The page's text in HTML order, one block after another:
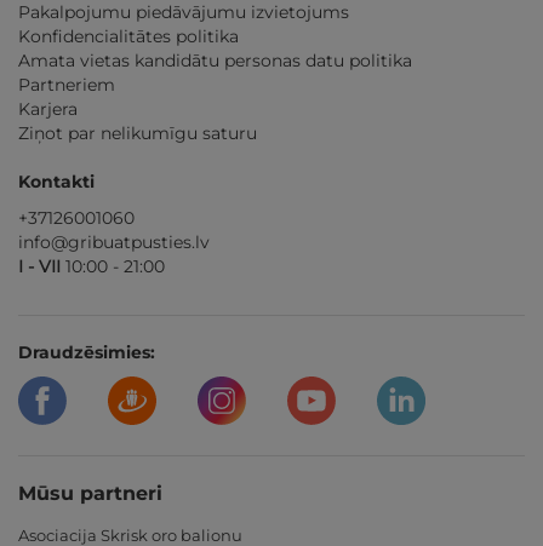
Pakalpojumu piedāvājumu izvietojums
Konfidencialitātes politika
Amata vietas kandidātu personas datu politika
Partneriem
Karjera
Ziņot par nelikumīgu saturu
Kontakti
+37126001060
info@gribuatpusties.lv
I - VII 10:00 - 21:00
Draudzēsimies:
Mūsu partneri
Asociacija Skrisk oro balionu